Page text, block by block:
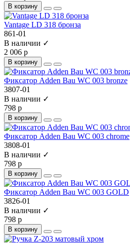
В корзину
Vantage LD 318 бронза
861-01
В наличии ✓
2 006 р
В корзину
Фиксатор Adden Bau WC 003 bronze
3807-01
В наличии ✓
798 р
В корзину
Фиксатор Adden Bau WC 003 chrome
3808-01
В наличии ✓
798 р
В корзину
Фиксатор Adden Bau WC 003 GOLD
3826-01
В наличии ✓
798 р
В корзину